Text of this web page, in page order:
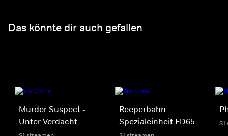
Das könnte dir auch gefallen
Murder Suspect -
Unter Verdacht
Reeperbahn
Spezialeinheit FD65